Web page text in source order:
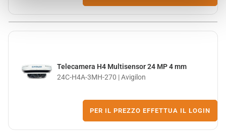
Telecamera H4 Multisensor 24 MP 4 mm
24C-H4A-3MH-270 | Avigilon
PER IL PREZZO EFFETTUA IL LOGIN